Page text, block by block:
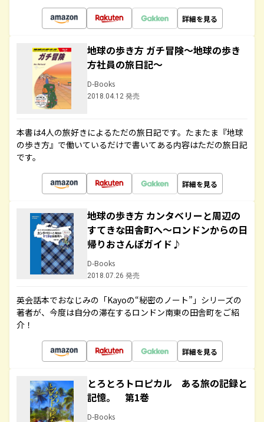
詳細を見る
地球の歩き方 ガチ冒険～地球の歩き
方社員の旅日記～
D-Books
2018.04.12 発売
本書は4人の旅好きによるただの旅日記です。たまたま『地球
の歩き方』で働いているだけで書いてある内容はただの旅日記
です。
詳細を見る
地球の歩き方 カンタベリーと周辺の
すてきな田舎町へ～ロンドンからの日
帰りおさんぽガイド♪
D-Books
2018.07.26 発売
英会話本でおなじみの「Kayoの“秘密のノート”」シリーズの
著者が、今度は自分の滞在するロンドン南東の田舎町をご紹
介！
詳細を見る
とろとろトロピカル ある旅の記録と
記憶。 第1巻
D-Books